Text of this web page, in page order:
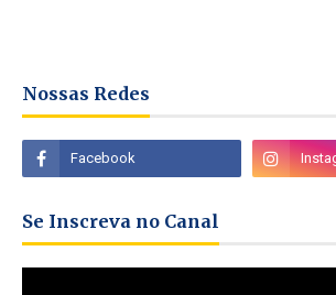
Nossas Redes
Se Inscreva no Canal